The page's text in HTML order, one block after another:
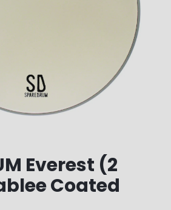
Everest (2
Coated